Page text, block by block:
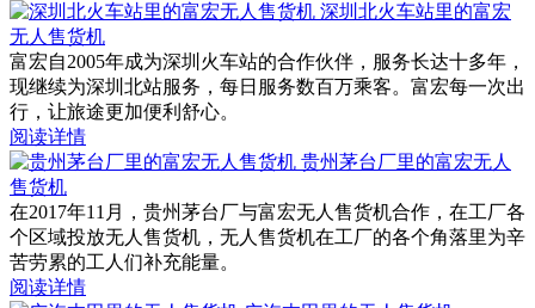
深圳北火车站里的富宏
无人售货机
富宏自2005年成为深圳火车站的合作伙伴，服务长达十多年，
现继续为深圳北站服务，每日服务数百万乘客。富宏每一次出
行，让旅途更加便利舒心。
阅读详情
贵州茅台厂里的富宏无人
售货机
在2017年11月，贵州茅台厂与富宏无人售货机合作，在工厂各
个区域投放无人售货机，无人售货机在工厂的各个角落里为辛
苦劳累的工人们补充能量。
阅读详情